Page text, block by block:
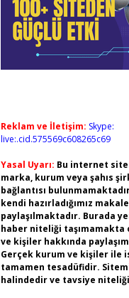
Reklam ve İletişim: Skype:
live:.cid.575569c608265c69
Yasal Uyarı: Bu internet
marka, kurum veya şahıs
bağlantısı
kendi hazırladığımız
paylaşılmaktadır. Burada
haber niteliği taşımamakta
ve kişiler hakkında
Gerçek kurum ve kişiler ile
tamamen tesadüfidir.
halindedir ve tavsiye